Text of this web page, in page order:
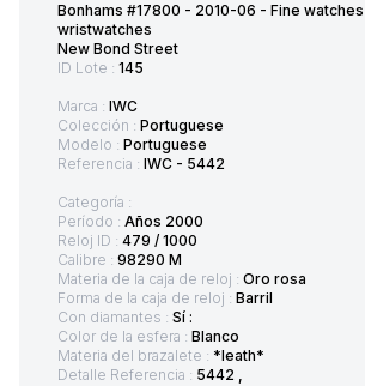
Bonhams #17800 - 2010-06 - Fine watches
wristwatches
New Bond Street
ID Lote : 145
Marca : IWC
Colección : Portuguese
Modelo : Portuguese
Referencia : IWC - 5442
Categoría :
Período : Años 2000
Reloj ID : 479 / 1000
Calibre : 98290 M
Materia de la caja de reloj : Oro rosa
Forma de la caja de reloj : Barril
Con diamantes : Sí :
Color de la esfera : Blanco
Materia del brazalete : *leath*
Detalle Referencia : 5442 ,